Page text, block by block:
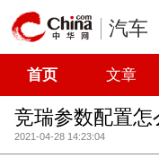
汽车
首页 文章
竞瑞参数配置怎
2021-04-28 14:23:04